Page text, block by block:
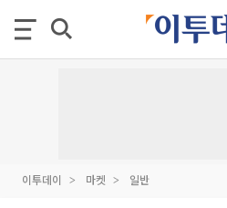
이투데이 마켓 일반